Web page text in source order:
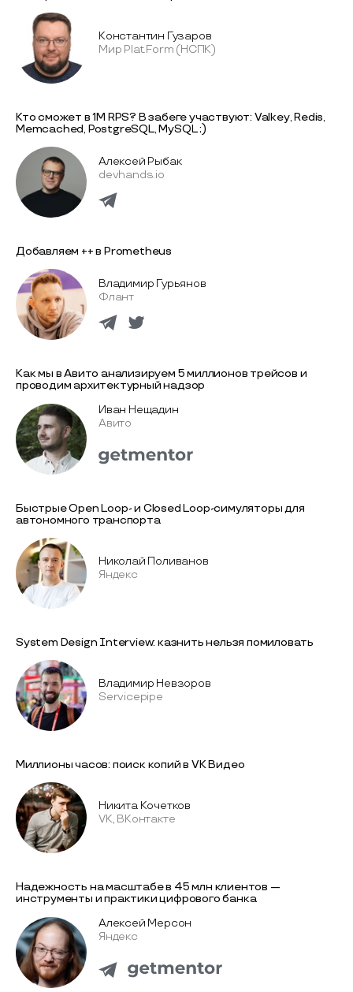
Константин Гузаров
Мир Plat.Form (НСПК)
Кто сможет в 1M RPS? В забеге участвуют: Valkey, Redis,
Memcached, PostgreSQL, MySQL ;)
Алексей Рыбак
devhands.io
Добавляем ++ в Prometheus
Владимир Гурьянов
Флант
Как мы в Авито анализируем 5 миллионов трейсов и
проводим архитектурный надзор
Иван Нещадин
Авито
Быстрые Open Loop- и Closed Loop-симуляторы для
автономного транспорта
Николай Поливанов
Яндекс
System Design Interview: казнить нельзя помиловать
Владимир Невзоров
Servicepipe
Миллионы часов: поиск копий в VK Видео
Никита Кочетков
VK, ВКонтакте
Надежность на масштабе в 45 млн клиентов —
инструменты и практики цифрового банка
Алексей Мерсон
Яндекс